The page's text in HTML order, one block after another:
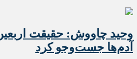
وحید چاووش: حقیقت
آدم‌ها جست‌وجو کرد